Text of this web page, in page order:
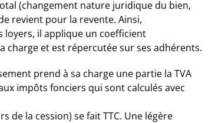
(changement nature juridique du bien,
revient pour la revente. Ainsi,
loyers, il applique un coefficient
charge et est répercutée sur ses adhérents.
prend à sa charge une partie la TVA
impôts fonciers qui sont calculés avec
de la cession) se fait TTC. Une légère